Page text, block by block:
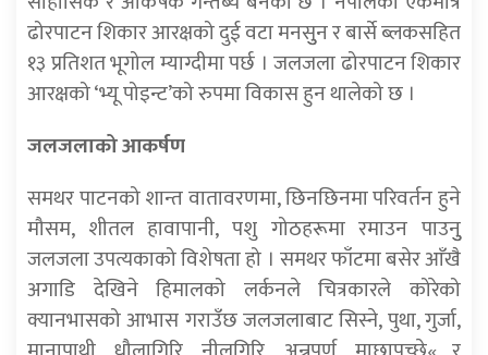
ढोरपाटन शिकार आरक्षको दुई वटा मनसुुन र बार्से ब्लकसहित
१३ प्रतिशत भूगोल म्याग्दीमा पर्छ । जलजला ढोरपाटन शिकार
आरक्षको ‘भ्यू पोइन्ट’को रुपमा विकास हुन थालेको छ ।
जलजलाको आकर्षण
समथर पाटनको शान्त वातावरणमा, छिनछिनमा परिवर्तन हुने
मौसम, शीतल हावापानी, पशु गोठहरूमा रमाउन पाउनुु
जलजला उपत्यकाको विशेषता हो । समथर फाँटमा बसेर आँखै
अगाडि देखिने हिमालको लर्कनले चित्रकारले कोरेको
क्यानभासको आभास गराउँछ जलजलाबाट सिस्ने, पुथा, गुर्जा,